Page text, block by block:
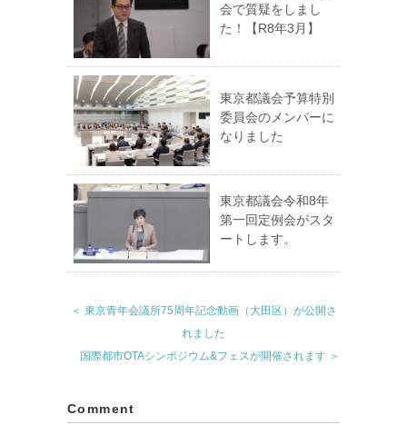
会で質疑をしまし
た！【R8年3月】
東京都議会予算特別
委員会のメンバーに
なりました
東京都議会令和8年
第一回定例会がスタ
ートします。
＜ 東京青年会議所75周年記念動画（大田区）が公開さ
れました
国際都市OTAシンポジウム&フェスが開催されます ＞
Comment